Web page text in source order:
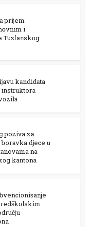
prijem
i
Tuzlanskog
kandidata
instruktora
poziva za
djece u
na
kantona